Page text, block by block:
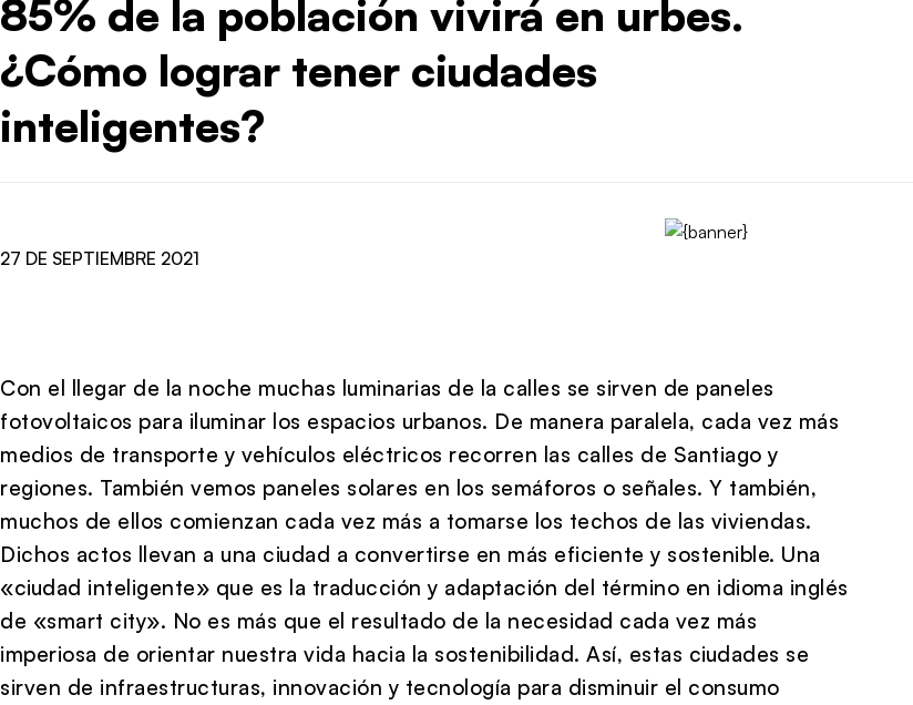
85% de la población vivirá en urbes.
¿Cómo lograr tener ciudades
inteligentes?
27 DE SEPTIEMBRE 2021
Con el llegar de la noche muchas luminarias de la calles se sirven de paneles
fotovoltaicos para iluminar los espacios urbanos. De manera paralela, cada vez más
medios de transporte y vehículos eléctricos recorren las calles de Santiago y
regiones. También vemos paneles solares en los semáforos o señales. Y también,
muchos de ellos comienzan cada vez más a tomarse los techos de las viviendas.
Dichos actos llevan a una ciudad a convertirse en más eficiente y sostenible. Una
«ciudad inteligente» que es la traducción y adaptación del término en idioma inglés
de «smart city». No es más que el resultado de la necesidad cada vez más
imperiosa de orientar nuestra vida hacia la sostenibilidad. Así, estas ciudades se
sirven de infraestructuras, innovación y tecnología para disminuir el consumo